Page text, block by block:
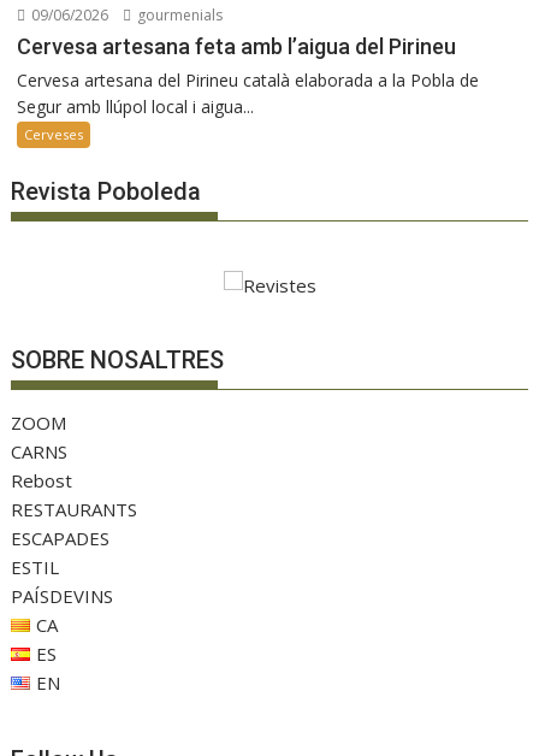
09/06/2026 gourmenials
Cervesa artesana feta amb l’aigua del Pirineu
Cervesa artesana del Pirineu català elaborada a la Pobla de
Segur amb llúpol local i aigua...
Cerveses
Revista Poboleda
SOBRE NOSALTRES
ZOOM
CARNS
Rebost
RESTAURANTS
ESCAPADES
ESTIL
PAÍSDEVINS
CA
ES
EN